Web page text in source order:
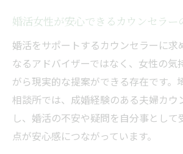
婚活女性が安心できるカウンセラー
婚活をサポートするカウンセラーに求
なるアドバイザーではなく、女性の気
がら現実的な提案ができる存在です。
相談所では、成婚経験のある夫婦カウ
し、婚活の不安や疑問を自分事とし
点が安心感につながっています。